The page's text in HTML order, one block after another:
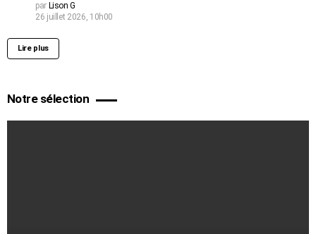
par Lison G
26 juillet 2026, 10h00
Lire plus
Notre sélection